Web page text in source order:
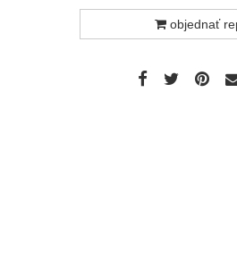
objednať